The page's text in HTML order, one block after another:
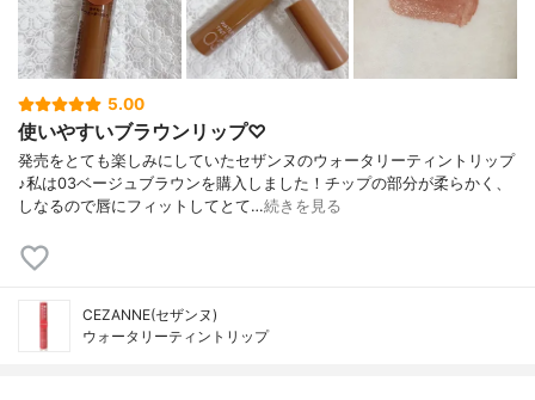
5.00
使いやすいブラウンリップ♡
発売をとても楽しみにしていたセザンヌのウォータリーティントリップ
♪私は03ベージュブラウンを購入しました！チップの部分が柔らかく、
しなるので唇にフィットしてとて…続きを見る
CEZANNE(セザンヌ)
ウォータリーティントリップ